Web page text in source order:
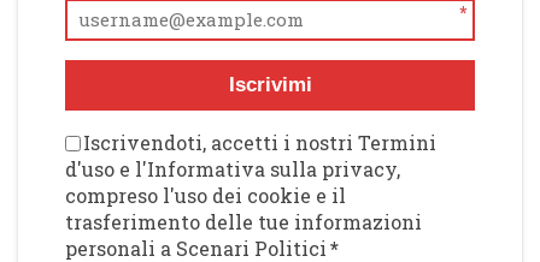
*
Iscrivimi
Iscrivendoti, accetti i nostri Termini
d'uso e l'Informativa sulla privacy,
compreso l'uso dei cookie e il
trasferimento delle tue informazioni
personali a Scenari Politici*